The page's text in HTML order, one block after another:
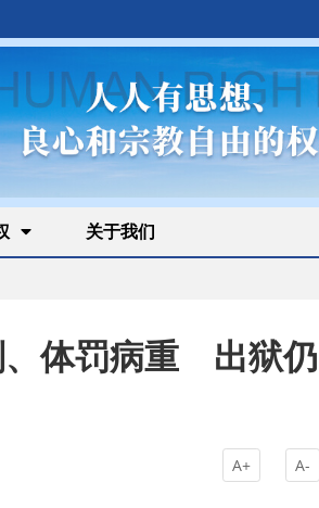
关于我们
、体罚病重 出狱仍
A+ A-